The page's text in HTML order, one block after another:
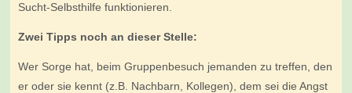
Sucht-Selbsthilfe funktionieren.
Zwei Tipps noch an dieser Stelle:
Wer Sorge hat, beim Gruppenbesuch jemanden zu treffen, den
er oder sie kennt (z.B. Nachbarn, Kollegen), dem sei die Angst